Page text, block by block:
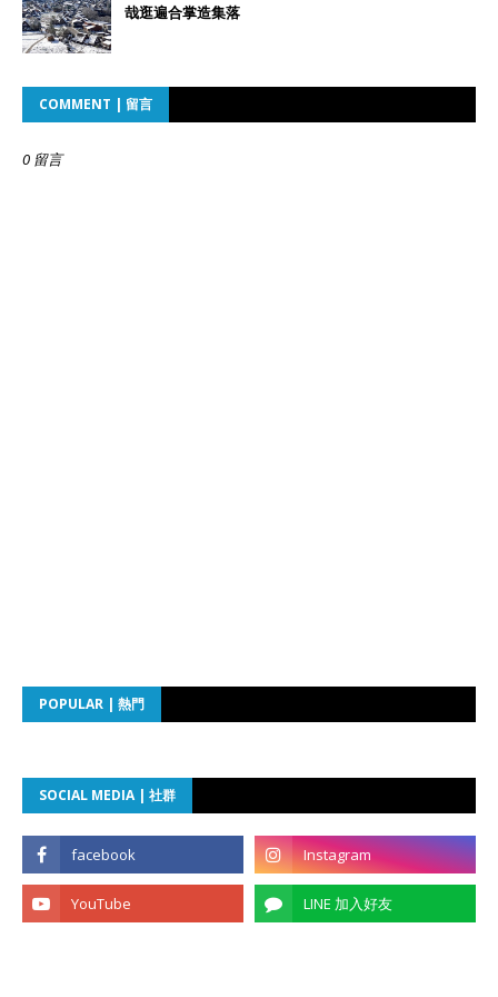
哉逛遍合掌造集落
COMMENT | 留言
0 留言
POPULAR | 熱門
SOCIAL MEDIA | 社群